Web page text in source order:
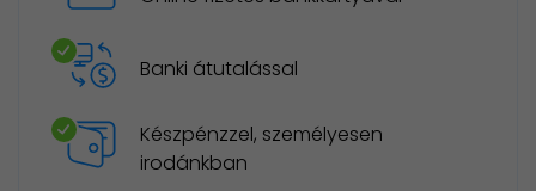
Banki átutalással
Készpénzzel, személyesen
irodánkban